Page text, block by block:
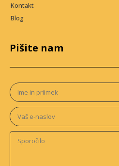
Kontakt
Blog
Pišite nam